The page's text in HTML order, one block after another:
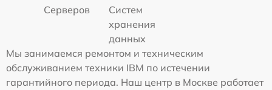
Серверов
Систем
хранения
данных
Мы занимаемся ремонтом и техническим
обслуживанием техники IBM по истечении
гарантийного периода. Наш центр в Москве работает